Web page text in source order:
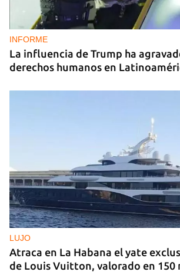
INFORME
La influencia de Trump ha
derechos humanos en
LUJO
Atraca en La Habana el yate
de Louis Vuitton, valorado en 150